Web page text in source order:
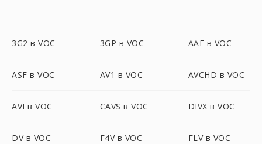
3G2 в VOC 3GP в VOC AAF в VOC
ASF в VOC AV1 в VOC AVCHD в VOC
AVI в VOC CAVS в VOC DIVX в VOC
DV в VOC F4V в VOC FLV в VOC